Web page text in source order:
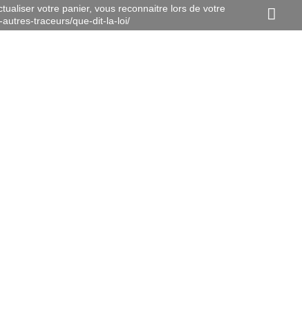
votre panier, vous reconnaitre lors de votre
traceurs/que-dit-la-loi/